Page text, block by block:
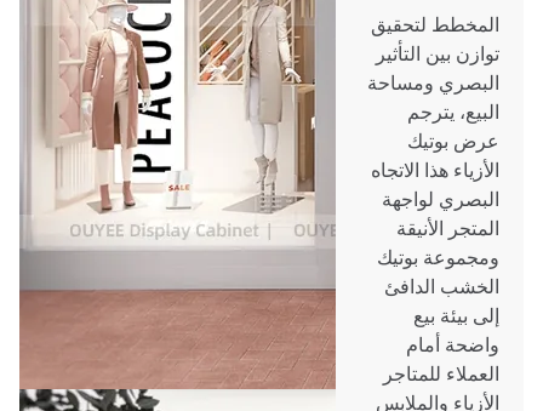
المخطط لتحقيق
توازن بين التأثير
البصري ومساحة
البيع، يترجم
عرض بوتيك
الأزياء هذا الاتجاه
البصري لواجهة
المتجر الأنيقة
ومجموعة بوتيك
الخشب الدافئ
إلى بيئة بيع
واضحة أمام
العملاء للمتاجر
الأزياء والملابس